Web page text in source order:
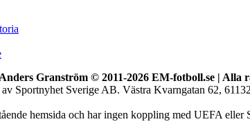
Granström © 2011-2026 EM-fotboll.se | Alla
Sportnyhet Sverige AB. Västra Kvarngatan 62,
hemsida och har ingen koppling med UEFA eller